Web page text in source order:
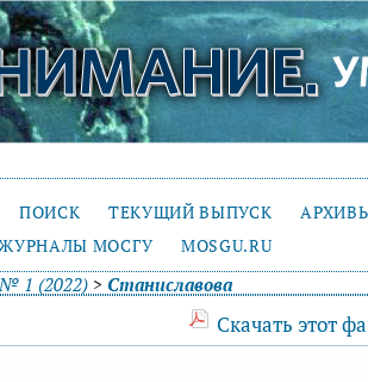
ПОИСК ТЕКУЩИЙ ВЫПУСК
МОСГУ MOSGU.RU
1 (2022)> Станиславова
Скачать этот